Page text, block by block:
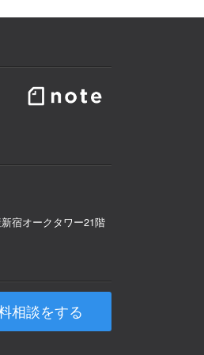
宿オークタワー21階
相談をする